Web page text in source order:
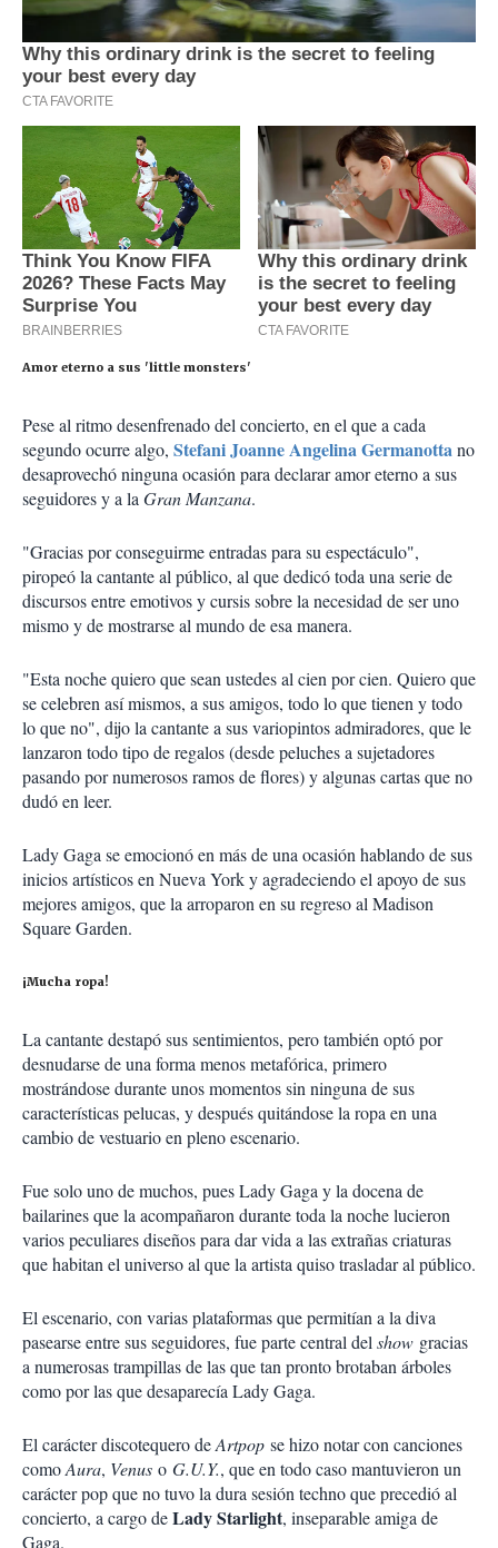
Amor eterno a sus 'little monsters'
Pese al ritmo desenfrenado del concierto, en el que a cada
segundo ocurre algo, Stefani Joanne Angelina Germanottano
desaprovechó ninguna ocasión para declarar amor eterno a sus
seguidores y a laGran Manzana.
"Gracias por conseguirme entradas para su espectáculo",
piropeó la cantante al público, al que dedicó toda una serie de
discursos entre emotivos y cursis sobre la necesidad de ser uno
mismo y de mostrarse al mundo de esa manera.
"Esta noche quiero que sean ustedes al cien por cien. Quiero que
se celebren así mismos, a sus amigos, todo lo que tienen y todo
lo que no", dijo la cantante a sus variopintos admiradores, que le
lanzaron todo tipo de regalos (desde peluches a sujetadores
pasando por numerosos ramos de flores) y algunas cartas que no
dudó en leer.
Lady Gaga se emocionó en más de una ocasión hablando de sus
inicios artísticos en Nueva York y agradeciendo el apoyo de sus
mejores amigos, que la arroparon en su regreso al Madison
Square Garden.
¡Mucha ropa!
La cantante destapó sus sentimientos, pero también optó por
desnudarse de una forma menos metafórica, primero
mostrándose durante unos momentos sin ninguna de sus
características pelucas, y después quitándose la ropa en una
cambio de vestuario en pleno escenario.
Fue solo uno de muchos, pues Lady Gaga y la docena de
bailarines que la acompañaron durante toda la noche lucieron
varios peculiares diseños para dar vida a las extrañas criaturas
que habitan el universo al que la artista quiso trasladar al público.
El escenario, con varias plataformas que permitían a la diva
pasearse entre sus seguidores, fue parte central delshow gracias
a numerosas trampillas de las que tan pronto brotaban árboles
como por las que desaparecía Lady Gaga.
El carácter discotequero deArtpop se hizo notar con canciones
comoAura, Venus o G.U.Y., que en todo caso mantuvieron un
carácter pop que no tuvo la dura sesión techno que precedió al
concierto, a cargo deLady Starlight, inseparable amiga de
Gaga.